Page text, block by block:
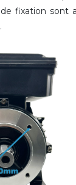
fixation sont
.